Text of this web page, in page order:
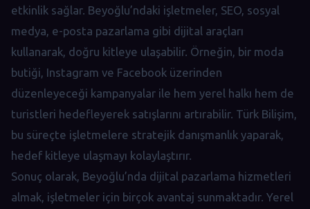
etkinlik sağlar. Beyoğlu’ndaki işletmeler, SEO, sosyal
medya, e-posta pazarlama gibi dijital araçları
kullanarak, doğru kitleye ulaşabilir. Örneğin, bir moda
butiği, Instagram ve Facebook üzerinden
düzenleyeceği kampanyalar ile hem yerel halkı hem de
turistleri hedefleyerek satışlarını artırabilir. Türk Bilişim,
bu süreçte işletmelere stratejik danışmanlık yaparak,
hedef kitleye ulaşmayı kolaylaştırır.
Sonuç olarak, Beyoğlu’nda dijital pazarlama hizmetleri
almak, işletmeler için birçok avantaj sunmaktadır. Yerel